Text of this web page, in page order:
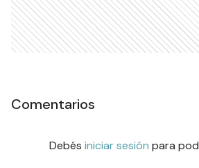
Comentarios
Debés iniciar sesión para